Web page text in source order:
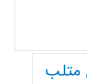
متلب